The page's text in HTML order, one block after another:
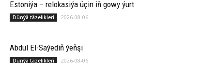
Estoniýa – relokasiýa üçin iň gowy ýurt
Dünýä täzelikleri 2026-08-06
Abdul El-Saýediň ýeňşi
Dünýä täzelikleri 2026-08-06